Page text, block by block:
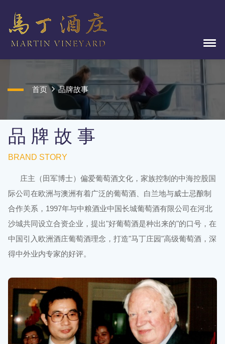
首页 品牌故事
品 牌 故 事
BRAND STORY
庄主（田军博士）偏爱葡萄酒文化，家族控制的中海控股国
际公司在欧洲与澳洲有着广泛的葡萄酒、白兰地与威士忌酿制
合作关系，1997年与中粮酒业中国长城葡萄酒有限公司在河北
沙城共同设立合资企业，提出"好葡萄酒是种出来的"的口号，在
中国引入欧洲酒庄葡萄酒理念，打造"马丁庄园"高级葡萄酒，深
得中外业内专家的好评。